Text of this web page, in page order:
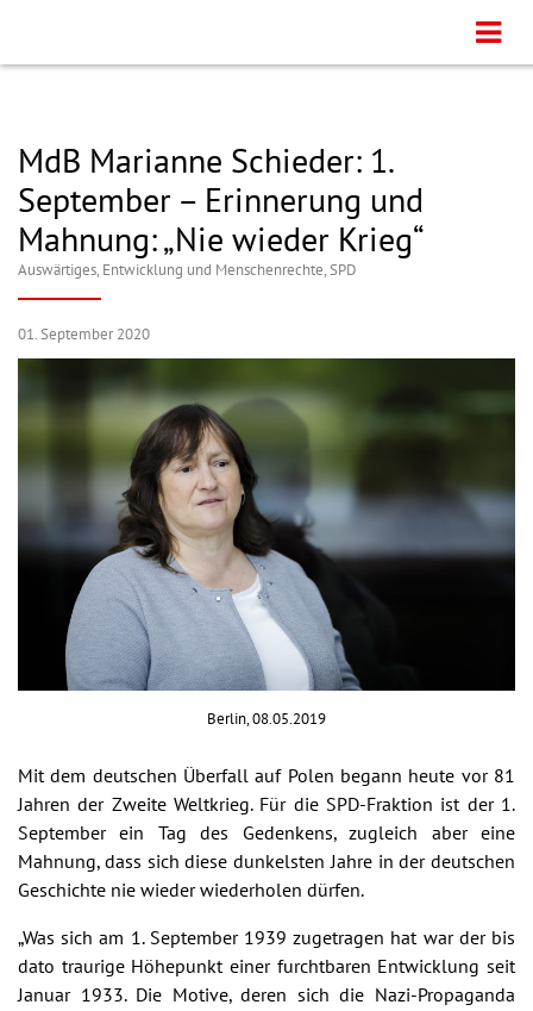
MdB Marianne Schieder: 1.
September – Erinnerung und
Mahnung: „Nie wieder Krieg“
Auswärtiges, Entwicklung und Menschenrechte,SPD
01. September 2020
Berlin, 08.05.2019
Mit dem deutschen Überfall auf Polen begann heute vor 81
Jahren der Zweite Weltkrieg. Für die SPD-Fraktion ist der 1.
September ein Tag des Gedenkens, zugleich aber eine
Mahnung, dass sich diese dunkelsten Jahre in der deutschen
Geschichte nie wieder wiederholen dürfen.
„Was sich am 1. September 1939 zugetragen hat war der bis
dato traurige Höhepunkt einer furchtbaren Entwicklung seit
Januar 1933. Die Motive, deren sich die Nazi-Propaganda